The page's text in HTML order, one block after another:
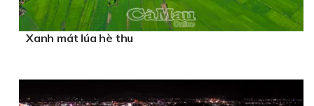
Xanh mát lúa hè thu